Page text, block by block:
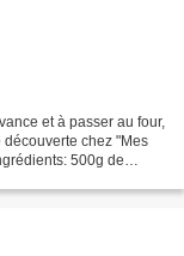
et à passer au four,
chez "Mes
500g de